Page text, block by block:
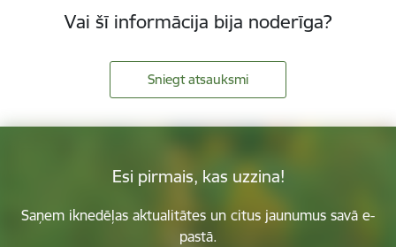
Vai šī informācija bija noderīga?
Sniegt atsauksmi
Esi pirmais, kas uzzina!
Saņem iknedēļas aktualitātes un citus jaunumus savā e-
pastā.